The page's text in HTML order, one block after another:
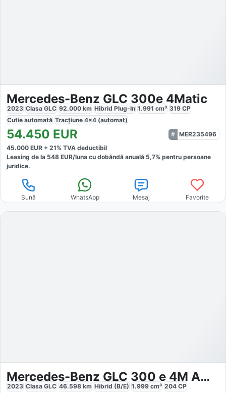
Mercedes-Benz GLC 300e 4Matic
2023 Clasa GLC 92.000 km Hibrid Plug-In 1.991 cm³ 319 CP
Cutie automată Tracțiune 4x4 (automat)
54.450 EUR
MER235496
45.000 EUR + 21% TVA deductibil
Leasing de la 548 EUR/luna cu dobăndă anuală 5,7% pentru persoane
juridice.
Sună WhatsApp Mesaj Favorite
Mercedes-Benz GLC 300 e 4M AMG
2023 Clasa GLC 46.598 km Hibrid (B/E) 1.999 cm³ 204 CP